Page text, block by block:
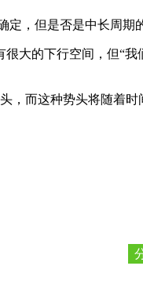
，但是否是中长周期
大的下行空间，但“
而这种势头将随着时